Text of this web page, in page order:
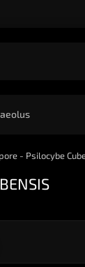
- Psilocybe